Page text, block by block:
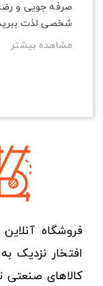
صرفه‌ جویی و
شخصی لذت
مشاهده بیشتر
فروشگاه